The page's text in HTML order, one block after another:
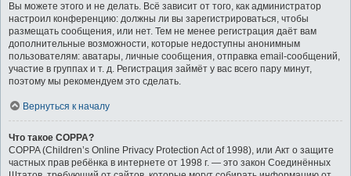
Вы можете этого и не делать. Всё зависит от того, как администратор
настроил конференцию: должны ли вы зарегистрироваться, чтобы
размещать сообщения, или нет. Тем не менее регистрация даёт вам
дополнительные возможности, которые недоступны анонимным
пользователям: аватары, личные сообщения, отправка email-сообщений,
участие в группах и т. д. Регистрация займёт у вас всего пару минут,
поэтому мы рекомендуем это сделать.
Вернуться к началу
Что такое COPPA?
COPPA (Children’s Online Privacy Protection Act of 1998), или Акт о защите
частных прав ребёнка в интернете от 1998 г. — это закон Соединённых